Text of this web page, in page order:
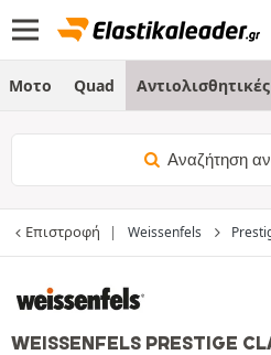
Μοτο Quad
Αναζήτηση
Επιστροφή Weissenfels
WEISSENFELS PRESTIGE